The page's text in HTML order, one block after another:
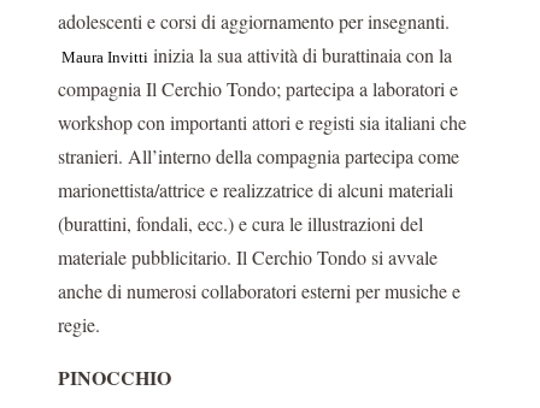
adolescenti e corsi di aggiornamento per insegnanti.
Maura Invitti inizia la sua attività di burattinaia con la
compagnia Il Cerchio Tondo; partecipa a laboratori e
workshop con importanti attori e registi sia italiani che
stranieri. All’interno della compagnia partecipa come
marionettista/attrice e realizzatrice di alcuni materiali
(burattini, fondali, ecc.) e cura le illustrazioni del
materiale pubblicitario. Il Cerchio Tondo si avvale
anche di numerosi collaboratori esterni per musiche e
regie.
PINOCCHIO